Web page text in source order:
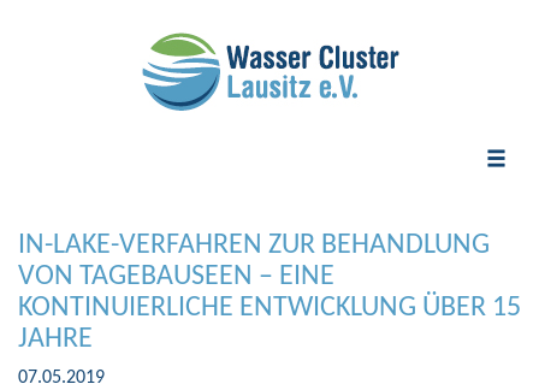
Toggle
IN-LAKE-VERFAHREN ZUR BEHANDLUNG
VON TAGEBAUSEEN – EINE
KONTINUIERLICHE ENTWICKLUNG ÜBER 15
JAHRE
07.05.2019